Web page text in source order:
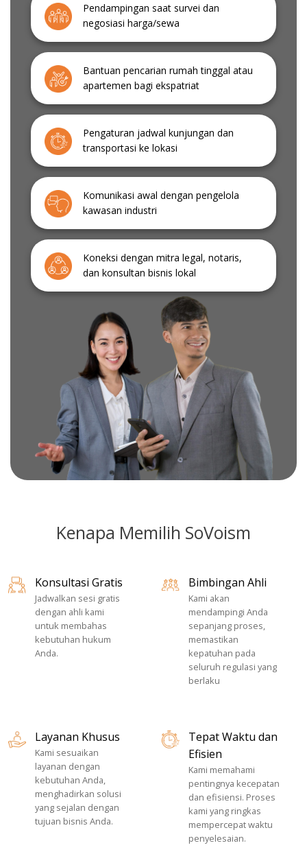
Pendampingan saat survei dan
negosiasi harga/sewa
Bantuan pencarian rumah tinggal atau
apartemen bagi ekspatriat
Pengaturan jadwal kunjungan dan
transportasi ke lokasi
Komunikasi awal dengan pengelola
kawasan industri
Koneksi dengan mitra legal, notaris,
dan konsultan bisnis lokal
Kenapa Memilih SoVoism
Konsultasi Gratis
Jadwalkan sesi gratis
dengan ahli kami
untuk membahas
kebutuhan hukum
Anda.
Bimbingan Ahli
Kami akan
mendampingi Anda
sepanjang proses,
memastikan
kepatuhan pada
seluruh regulasi yang
berlaku
Layanan Khusus
Kami sesuaikan
layanan dengan
kebutuhan Anda,
menghadirkan solusi
yang sejalan dengan
tujuan bisnis Anda.
Tepat Waktu dan
Efisien
Kami memahami
pentingnya kecepatan
dan efisiensi. Proses
kami yang ringkas
mempercepat waktu
penyelesaian.